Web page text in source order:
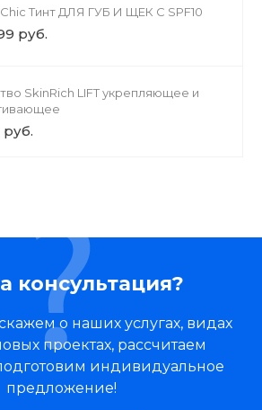
Тинт ДЛЯ ГУБ И ЩЕК С SPF10
руб.
SkinRich LIFT укрепляющее и
консультация?
о наших услугах, видах
проектах, рассчитаем
индивидуальное
предложение!